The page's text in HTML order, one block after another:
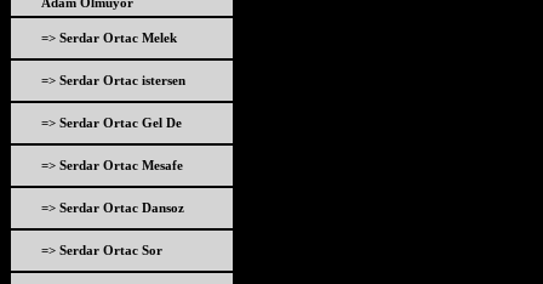
=> Serdar Ortac Melek
=> Serdar Ortac istersen
=> Serdar Ortac Gel De
=> Serdar Ortac Mesafe
=> Serdar Ortac Dansoz
=> Serdar Ortac Sor